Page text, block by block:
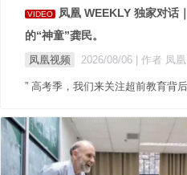
VIDEO
凤凰 WEEKLY 独家对话
的“神童”龚民。
凤凰视频 2026/08/06 | 作者 凤
” 高考季，我们来关注超前教育背